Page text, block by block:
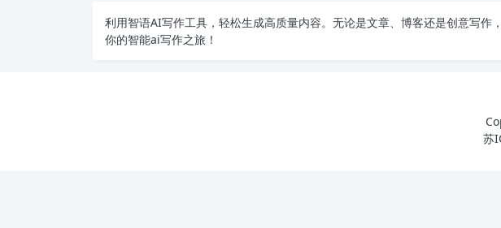
利用智语AI写作工具，轻松生成高质量内容。无论是文章、博客还是创意写
你的智能ai写作之旅！
苏